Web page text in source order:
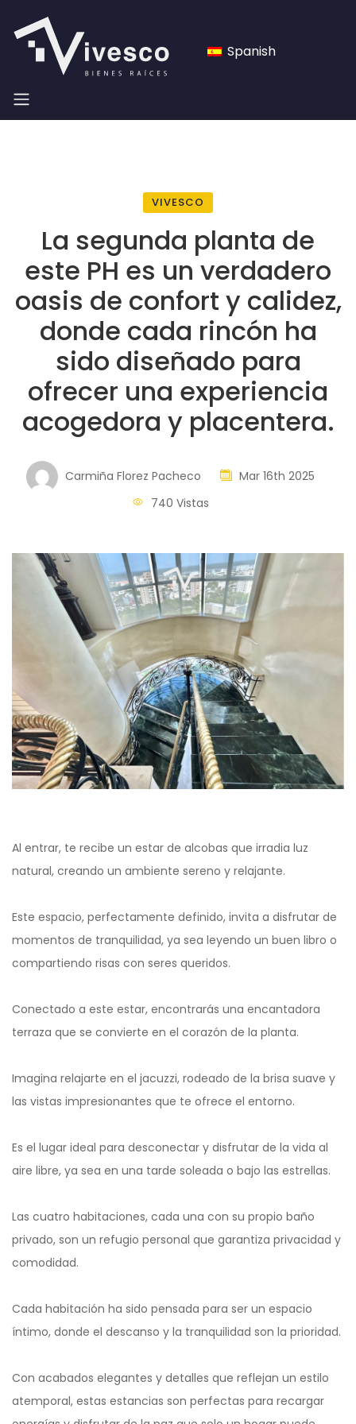
Spanish
VIVESCO
La segunda planta de
este PH es un verdadero
oasis de confort y calidez,
donde cada rincón ha
sido diseñado para
ofrecer una experiencia
acogedora y placentera.
Carmiña Florez Pacheco
Mar 16th 2025
740 Vistas
Al entrar, te recibe un estar de alcobas que irradia luz
natural, creando un ambiente sereno y relajante.
Este espacio, perfectamente definido, invita a disfrutar de
momentos de tranquilidad, ya sea leyendo un buen libro o
compartiendo risas con seres queridos.
Conectado a este estar, encontrarás una encantadora
terraza que se convierte en el corazón de la planta.
Imagina relajarte en el jacuzzi, rodeado de la brisa suave y
las vistas impresionantes que te ofrece el entorno.
Es el lugar ideal para desconectar y disfrutar de la vida al
aire libre, ya sea en una tarde soleada o bajo las estrellas.
Las cuatro habitaciones, cada una con su propio baño
privado, son un refugio personal que garantiza privacidad y
comodidad.
Cada habitación ha sido pensada para ser un espacio
íntimo, donde el descanso y la tranquilidad son la prioridad.
Con acabados elegantes y detalles que reflejan un estilo
atemporal, estas estancias son perfectas para recargar